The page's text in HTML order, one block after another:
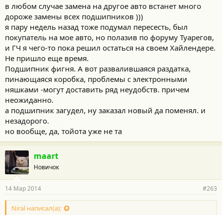
в любом случае замена на другое авто встанет много
дороже замены всех подшипников )))
я пару недель назад тоже подумал пересесть, был
покупатель на мое авто, но полазив по форуму Туарегов,
и ГЧ я чего-то пока решил остаться на своем Хайлендере.
Не пришло еще время.
Подшипник фигня. А вот развалившаяся раздатка,
пинающаяся коробка, проблемы с электронными
няшками -могут доставить ряд неудобств. причем
неожиданно.
а подшипник загудел, ну заказал новый да поменял. и
незадорого.
но вообще, да, тойота уже не та
maart
Новичок
14 Мар 2014 #263
Niral написал(а):